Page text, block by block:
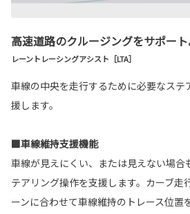
高速道路のクルージングをサポート
レーントレーシングアシスト［LTA］
車線の中央を走行するために必要なステ
援します。
■車線維持支援機能
車線が見えにくい、または見えない場合
テアリング操作を支援します。カーブ走
ーンに合わせて車線維持のトレース位置